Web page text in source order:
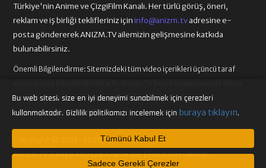
Türkiye'nin Anime ve ÇizgiFilm Kanalı. Her türlü görüş, öneri,
reklam ve iş birliği teklifleriniz içininfo@anizm.tvadresine e-
posta göndererek ANIZM.TV ailemizin gelişmesine katkıda
bulunabilirsiniz.
Önemli Bilgilendirme: Sitemizdeki tüm video içerikleri üçüncü taraf
içeriği barındırmamaktadır. Telif hakkı talepleri ilgili video
sağlayıcılarına iletilmelidir.
Copyright © 2013-2026
Anizm.TV Türkçe Altyazılı Anime İzle | Her hakkı saklıdır.
Bu web sitesi, size en iyi deneyimi sunabilmek için çerezleri
kullanmaktadır. Gizlilik politikamızı incelemek için buraya tıklayın.
Tümünü Kabul Et
Sadece Gerekli Çerezler